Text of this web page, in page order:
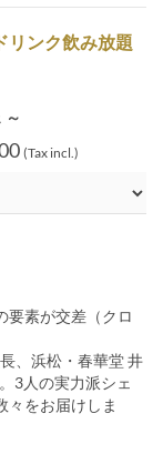
リンク飲み放題
～
(Tax incl.)
要素が交差（クロ
、浜松・春華堂 井
3人の実力派シェ
々をお届けしま